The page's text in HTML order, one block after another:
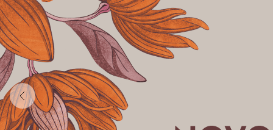
Prêmios e Distinções
Bar e Enologia
Coleção Amazōnia
Cristal
Vidro
Cutelaria